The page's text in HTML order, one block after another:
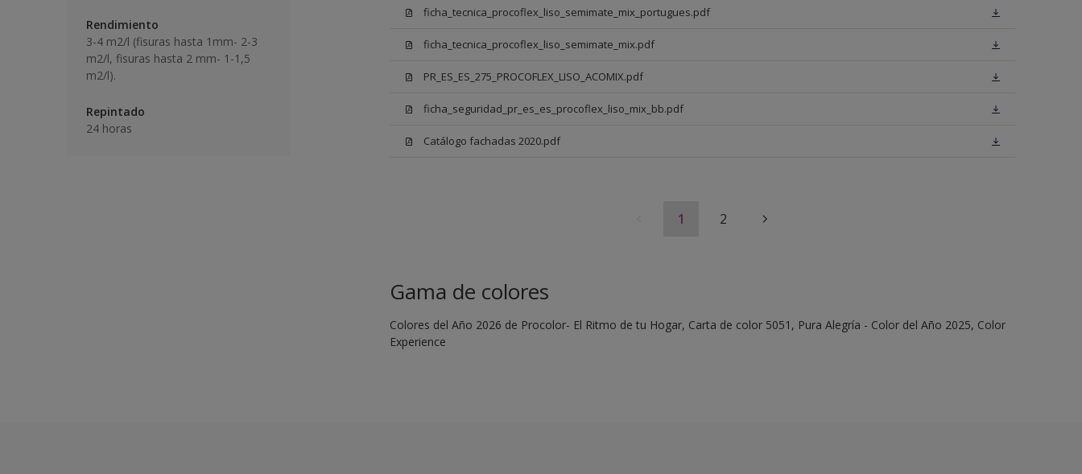
Rendimiento
3-4 m2/l (fisuras hasta 1mm- 2-3
m2/l, fisuras hasta 2 mm- 1-1,5
m2/l).
Repintado
24 horas
ficha_tecnica_procoflex_liso_semimate_mix_portugues.pdf
ficha_tecnica_procoflex_liso_semimate_mix.pdf
PR_ES_ES_275_PROCOFLEX_LISO_ACOMIX.pdf
ficha_seguridad_pr_es_es_procoflex_liso_mix_bb.pdf
Catálogo fachadas 2020.pdf
1 2
Gama de colores
Colores del Año 2026 de Procolor- El Ritmo de tu Hogar, Carta de color 5051, Pura Alegría - Color del Año 2025, Color
Experience